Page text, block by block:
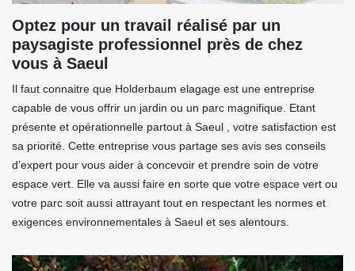
Optez pour un travail réalisé par un
paysagiste professionnel près de chez
vous à Saeul
Il faut connaitre que Holderbaum elagage est une entreprise
capable de vous offrir un jardin ou un parc magnifique. Etant
présente et opérationnelle partout à Saeul , votre satisfaction est
sa priorité. Cette entreprise vous partage ses avis ses conseils
d’expert pour vous aider à concevoir et prendre soin de votre
espace vert. Elle va aussi faire en sorte que votre espace vert ou
votre parc soit aussi attrayant tout en respectant les normes et
exigences environnementales à Saeul et ses alentours.